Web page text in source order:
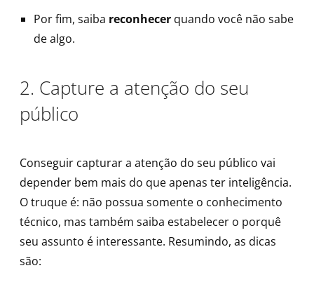
Por fim, saiba reconhecer quando você não sabe
de algo.
2. Capture a atenção do seu
público
Conseguir capturar a atenção do seu público vai
depender bem mais do que apenas ter inteligência.
O truque é: não possua somente o conhecimento
técnico, mas também saiba estabelecer o porquê
seu assunto é interessante. Resumindo, as dicas
são: